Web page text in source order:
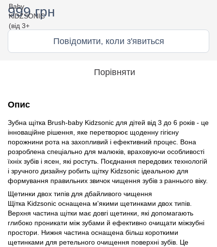
999 грн
Повідомити, коли з'явиться
Порівняти
Опис
Зубна щітка Brush-baby Kidzsonic для дітей від 3 до 6 років - це
інноваційне рішення, яке перетворює щоденну гігієну
порожнини рота на захопливий і ефективний процес. Вона
розроблена спеціально для малюків, враховуючи особливості
їхніх зубів і ясен, які ростуть. Поєднання передових технологій
і зручного дизайну робить щітку Kidzsonic ідеальною для
формування правильних звичок чищення зубів з раннього віку.
Щетинки двох типів для дбайливого чищення
Щітка Kidzsonic оснащена м'якими щетинками двох типів.
Верхня частина щітки має довгі щетинки, які допомагають
глибоко проникати між зубами й ефективно очищати міжзубні
простори. Нижня частина оснащена більш короткими
щетинками для ретельного очищення поверхні зубів. Це